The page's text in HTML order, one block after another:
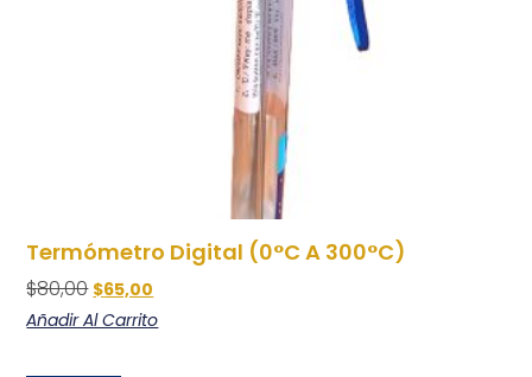
Termómetro Digital (0°C A 300°C)
$80,00 $65,00
Añadir Al Carrito